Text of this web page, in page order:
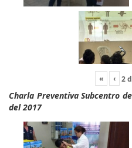
« ‹ 2
Charla Preventiva Subcentro
del 2017